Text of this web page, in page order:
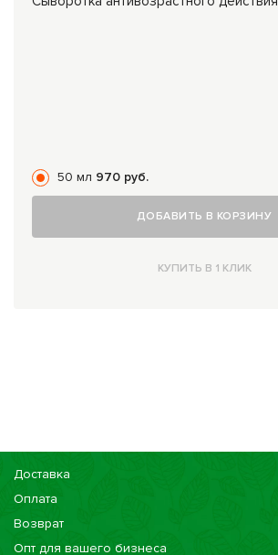
50 мл 970 руб.
ДОБАВИТЬ В КОРЗИНУ
КУПИТЬ В 1 КЛИК
Доставка
Оплата
Возврат
Опт для вашего бизнеса